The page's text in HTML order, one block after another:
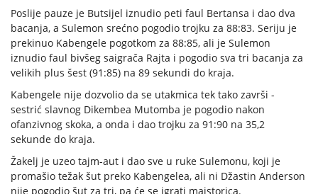
Poslije pauze je Butsijel iznudio peti faul Bertansa i dao dva
bacanja, a Sulemon srećno pogodio trojku za 88:83. Seriju je
prekinuo Kabengele pogotkom za 88:85, ali je Sulemon
iznudio faul bivšeg saigrača Rajta i pogodio sva tri bacanja za
velikih plus šest (91:85) na 89 sekundi do kraja.
Kabengele nije dozvolio da se utakmica tek tako završi -
sestrić slavnog Dikembea Mutomba je pogodio nakon
ofanzivnog skoka, a onda i dao trojku za 91:90 na 35,2
sekunde do kraja.
Žakelj je uzeo tajm-aut i dao sve u ruke Sulemonu, koji je
promašio težak šut preko Kabengelea, ali ni Džastin Anderson
nije pogodio šut za tri, pa će se igrati majstorica.